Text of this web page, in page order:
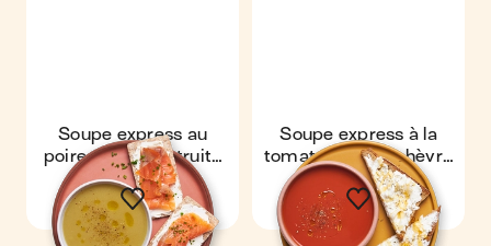
Soupe express au
poireau & toast truite
fumée
Soupe express à la
tomate & toast chèvre
miel